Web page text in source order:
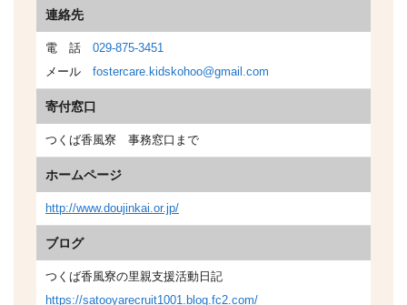
連絡先
電 話 029-875-3451
メール fostercare.kidskohoo@gmail.com
寄付窓口
つくば香風寮 事務窓口まで
ホームページ
http://www.doujinkai.or.jp/
ブログ
つくば香風寮の里親支援活動日記
https://satooyarecruit1001.blog.fc2.com/